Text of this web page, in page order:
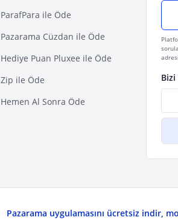
ParafPara ile Öde
Pazarama Cüzdan ile Öde
Hediye Puan Pluxee ile Öde
Zip ile Öde
Hemen Al Sonra Öde
Pazarama uygulamasını ücretsiz indir,